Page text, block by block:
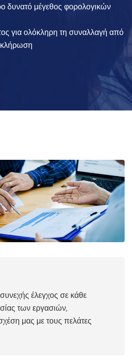
δυνατό μέγεθος φορολογικών
για ολόκληρη τη συναλλαγή από
συνεχής έλεγχος σε κάθε
των εργασιών,
μας με τους πελάτες